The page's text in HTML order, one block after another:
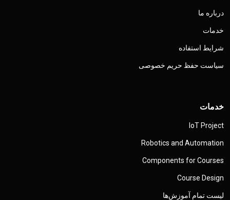
درباره ما
خدمات
شرایط استفاده
سیاست حفظ حریم خصوصی
خدمات
IoT Project
Robotics and Automation
Components for Courses
Course Design
لیست تمام آموزش‌ها